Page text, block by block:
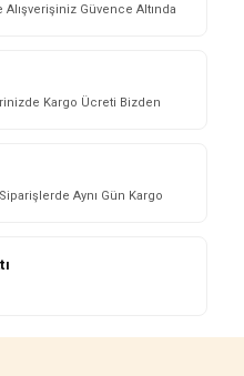
Alışverişiniz Güvence Altında
Kargo Ücreti Bizden
Aynı Gün Kargo